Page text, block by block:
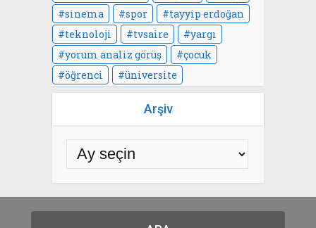
sinema
spor
tayyip erdoğan
teknoloji
tvsaire
yargı
yorum analiz görüş
çocuk
öğrenci
üniversite
Arşiv